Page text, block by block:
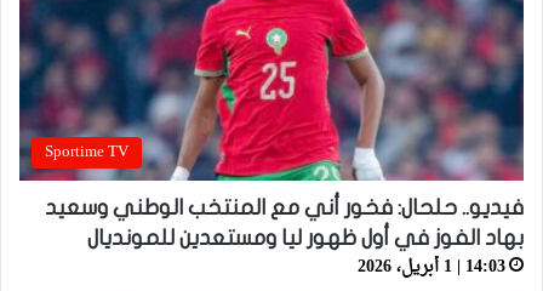
Sportime TV
فيديو.. حلحال: فخور أني مع المنتخب الوطني وسعيد
بهاد الفوز في أول ظهور ليا ومستعدين للمونديال
14:03 | 1 أبريل، 2026